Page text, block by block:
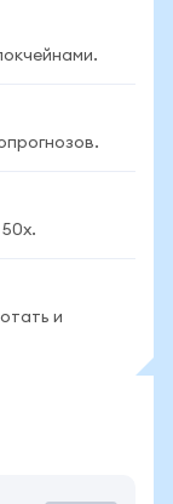
и